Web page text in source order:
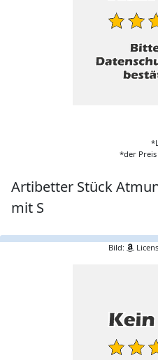
*der
Artibetter Stück
mit S
Bild: